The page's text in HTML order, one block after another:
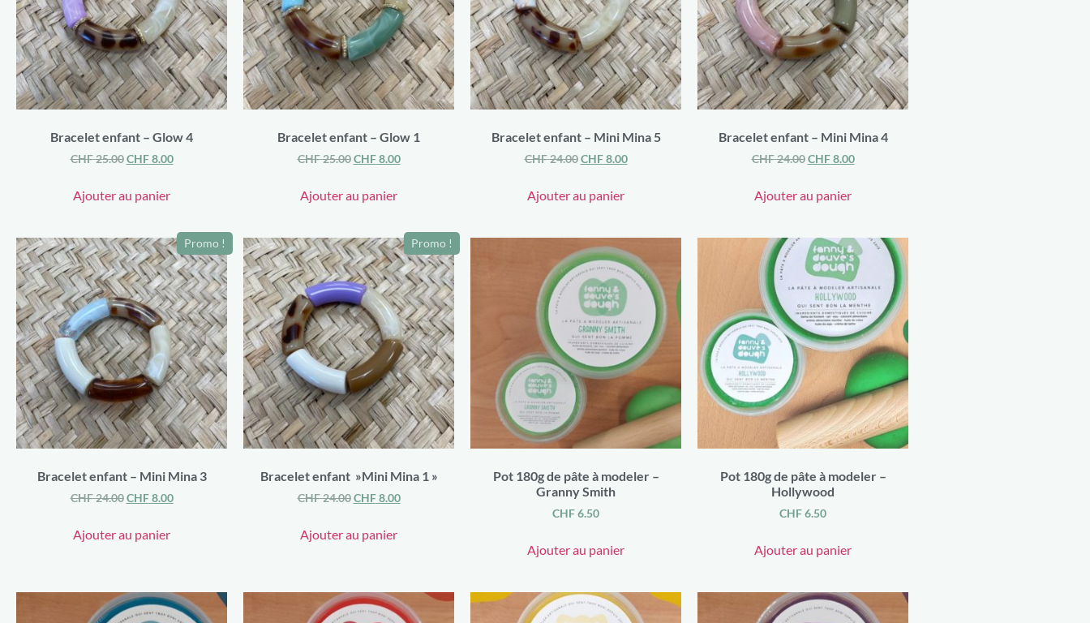
Bracelet enfant – Glow 4
CHF25.00 CHF8.00
Ajouter au panier
Bracelet enfant – Glow 1
CHF25.00 CHF8.00
Ajouter au panier
Bracelet enfant – Mini Mina 5
CHF24.00 CHF8.00
Ajouter au panier
Bracelet enfant – Mini Mina 4
CHF24.00 CHF8.00
Ajouter au panier
Promo !
Bracelet enfant – Mini Mina 3
CHF24.00 CHF8.00
Ajouter au panier
Promo !
Bracelet enfant »Mini Mina 1 »
CHF24.00 CHF8.00
Ajouter au panier
Pot 180g de pâte à modeler –
Granny Smith
CHF6.50
Ajouter au panier
Pot 180g de pâte à modeler –
Hollywood
CHF6.50
Ajouter au panier